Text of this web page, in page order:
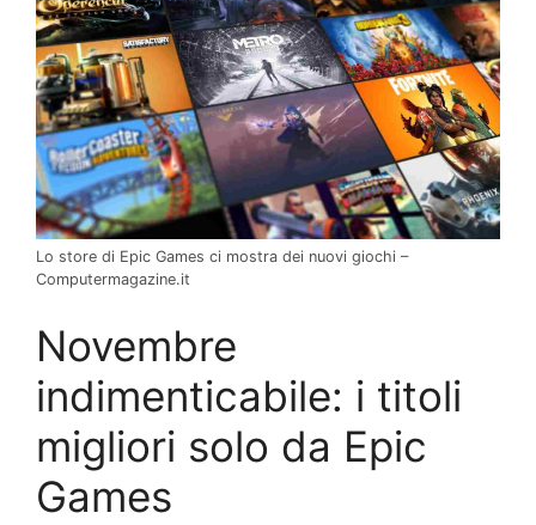
Lo store di Epic Games ci mostra dei nuovi giochi –
Computermagazine.it
Novembre
indimenticabile: i titoli
migliori solo da Epic
Games